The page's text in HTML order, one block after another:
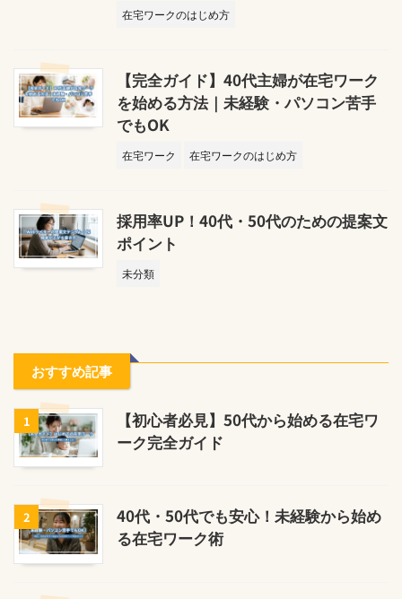
在宅ワークのはじめ方
【完全ガイド】40代主婦が在宅ワーク
を始める方法｜未経験・パソコン苦手
でもOK
在宅ワーク 在宅ワークのはじめ方
採用率UP！40代・50代のための提案文
ポイント
未分類
おすすめ記事
1
【初心者必見】50代から始める在宅ワ
ーク完全ガイド
2
40代・50代でも安心！未経験から始め
る在宅ワーク術